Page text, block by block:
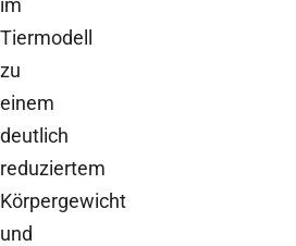
Tiermodell
zu
einem
deutlich
reduziertem
Körpergewicht
und